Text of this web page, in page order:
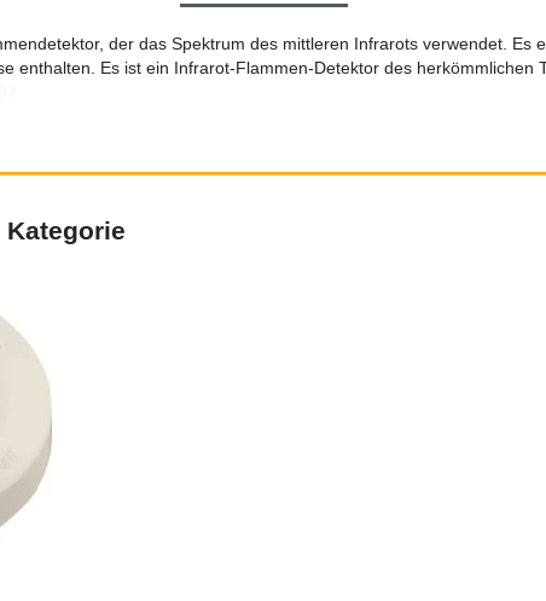
der das Spektrum des mittleren Infrarots verwendet.
enthalten. Es ist ein Infrarot-Flammen-Detektor des herkömmlichen